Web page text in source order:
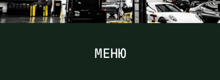
МЕНЮ